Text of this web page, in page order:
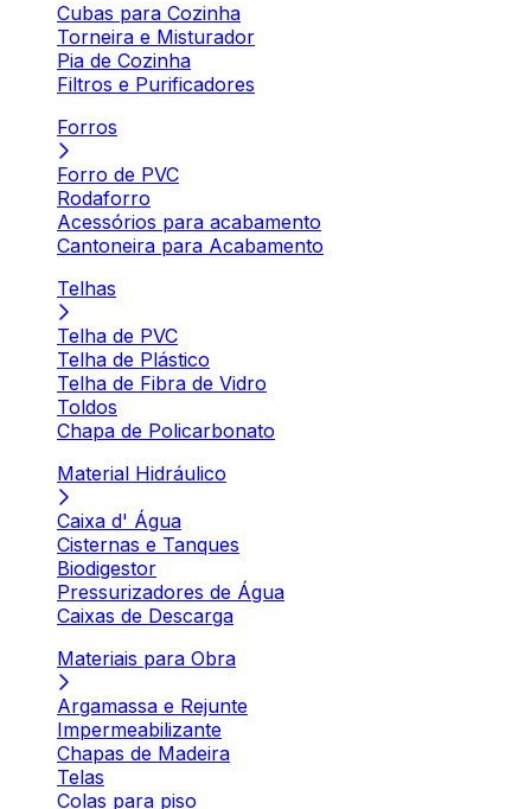
Cubas para Cozinha
Torneira e Misturador
Pia de Cozinha
Filtros e Purificadores
Forros
Forro de PVC
Rodaforro
Acessórios para acabamento
Cantoneira para Acabamento
Telhas
Telha de PVC
Telha de Plástico
Telha de Fibra de Vidro
Toldos
Chapa de Policarbonato
Material Hidráulico
Caixa d' Água
Cisternas e Tanques
Biodigestor
Pressurizadores de Água
Caixas de Descarga
Materiais para Obra
Argamassa e Rejunte
Impermeabilizante
Chapas de Madeira
Telas
Colas para piso